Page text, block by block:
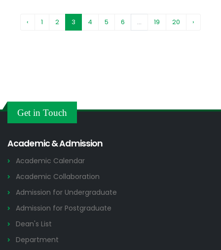
‹ 1 2 3 4 5 6 ... 19 20 ›
Get in Touch
Academic & Admission
Academic Calendar
Academic Collaboration
Admission for Undergraduate
Admission for Postgraduate
Dean's List
Department